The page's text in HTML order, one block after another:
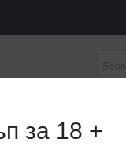
СЕМЕНА
за 18 +